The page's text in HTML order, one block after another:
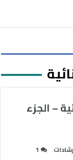
– الجزء
1